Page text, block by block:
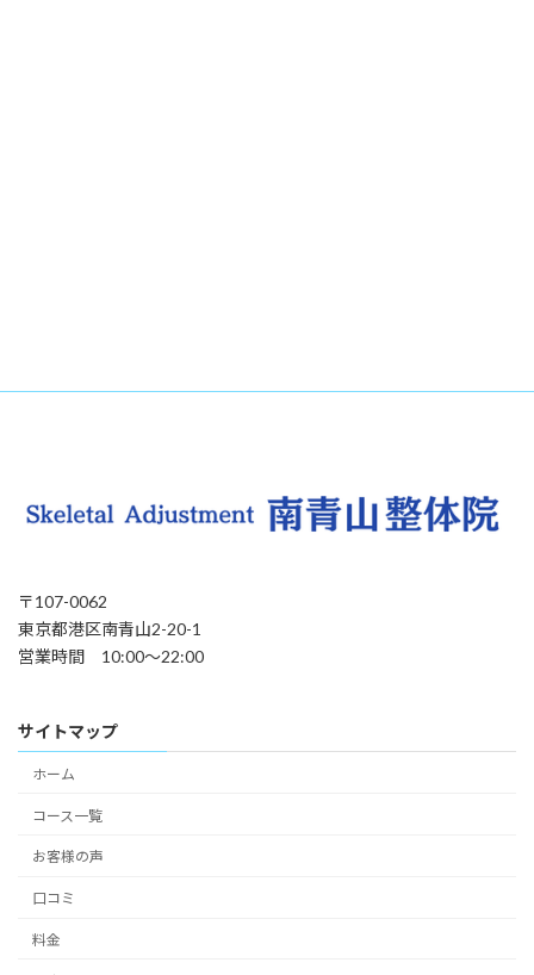
〒107-0062
東京都港区南青山2-20-1
営業時間 10:00〜22:00
サイトマップ
ホーム
コース一覧
お客様の声
口コミ
料金